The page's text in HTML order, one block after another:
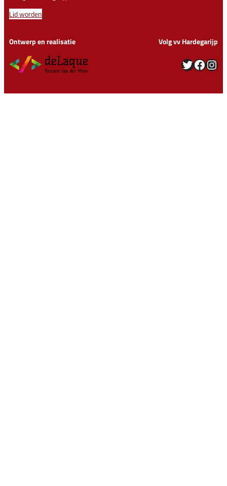
Lid worden
Ontwerp en realisatie Volg vv Hardegarijp
Twitter Facebook Instagram